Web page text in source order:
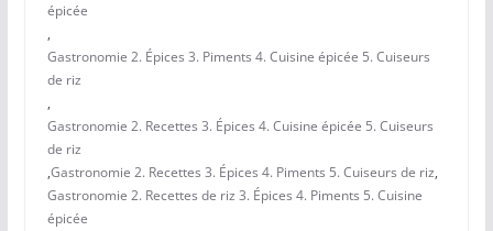
épicée
,
Gastronomie 2. Épices 3. Piments 4. Cuisine épicée 5. Cuiseurs
de riz
,
Gastronomie 2. Recettes 3. Épices 4. Cuisine épicée 5. Cuiseurs
de riz
,Gastronomie 2. Recettes 3. Épices 4. Piments 5. Cuiseurs de riz,
Gastronomie 2. Recettes de riz 3. Épices 4. Piments 5. Cuisine
épicée